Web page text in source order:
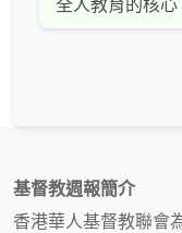
全人教育的核心
基督教週報簡介
香港華人基督教聯會